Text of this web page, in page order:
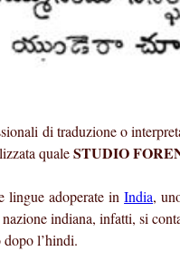
di traduzione o
qualeSTUDIO
lingue adoperate inIndia,
indiana, infatti, si
l’hindi.